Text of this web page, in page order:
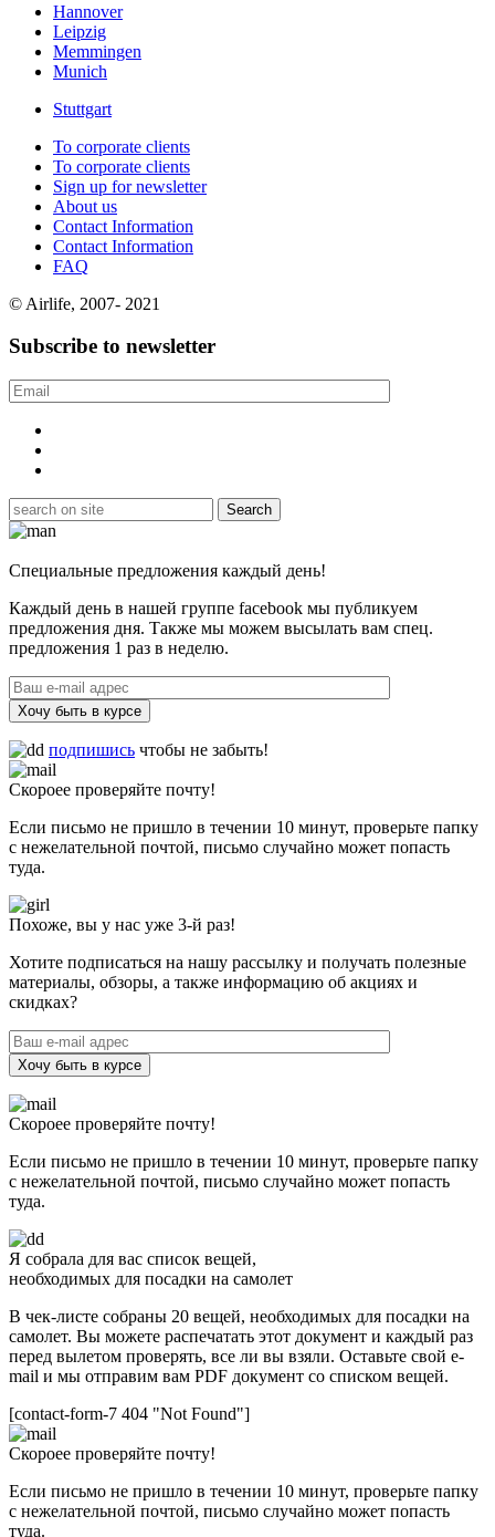
Hannover
Leipzig
Memmingen
Munich
Stuttgart
To corporate clients
To corporate clients
Sign up for newsletter
About us
Contact Information
Contact Information
FAQ
© Airlife, 2007- 2021
Subscribe to newsletter
Специальные предложения каждый день!
Каждый день в нашей группе facebook мы публикуем
предложения дня. Также мы можем высылать вам спец.
предложения 1 раз в неделю.
Хочу быть в курсе
подпишись чтобы не забыть!
Скороее проверяйте почту!
Если письмо не пришло в течении 10 минут, проверьте папку
с нежелательной почтой, письмо случайно может попасть
туда.
Похоже, вы у нас уже 3-й раз!
Хотите подписаться на нашу рассылку и получать полезные
материалы, обзоры, а также информацию об акциях и
скидках?
Хочу быть в курсе
Скороее проверяйте почту!
Если письмо не пришло в течении 10 минут, проверьте папку
с нежелательной почтой, письмо случайно может попасть
туда.
Я собрала для вас список вещей,
необходимых для посадки на самолет
В чек-листе собраны 20 вещей, необходимых для посадки на
самолет. Вы можете распечатать этот документ и каждый раз
перед вылетом проверять, все ли вы взяли. Оставьте свой e-
mail и мы отправим вам PDF документ со списком вещей.
[contact-form-7 404 "Not Found"]
Скороее проверяйте почту!
Если письмо не пришло в течении 10 минут, проверьте папку
с нежелательной почтой, письмо случайно может попасть
туда.